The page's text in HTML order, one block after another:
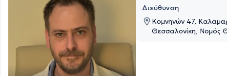
Διεύθυνση
Κομνηνών 47,
Θεσσαλονίκη, Νομός